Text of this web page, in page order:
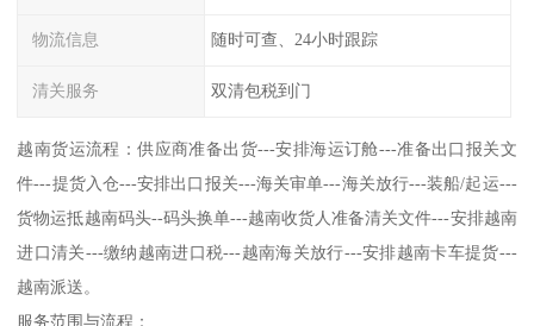
物流信息 随时可查、24小时跟踪
清关服务 双清包税到门
越南货运流程：供应商准备出货---安排海运订舱---准备出口报关文
件---提货入仓---安排出口报关---海关审单---海关放行---装船/起运---
货物运抵越南码头--码头换单---越南收货人准备清关文件---安排越南
进口清关---缴纳越南进口税---越南海关放行---安排越南卡车提货---
越南派送。
服务范围与流程：